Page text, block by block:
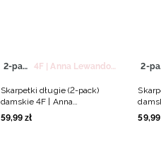
2-pack 4F | Anna Lewandowska
Skarpetki długie (2-pack)
damskie 4F | Anna
Lewandowska - czarno-białe
59,99 zł 59,99